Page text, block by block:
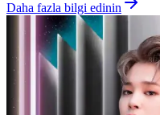
Daha fazla bilgi edinin